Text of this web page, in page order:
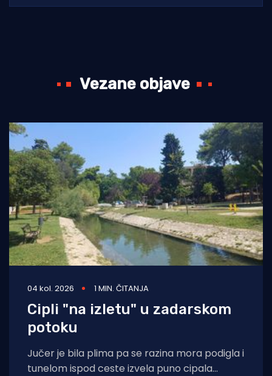
Vezane objave
04 kol. 2026 1 MIN. ČITANJA
Cipli "na izletu" u zadarskom
potoku
Jučer je bila plima pa se razina mora podigla i
tunelom ispod ceste izvela puno cipala